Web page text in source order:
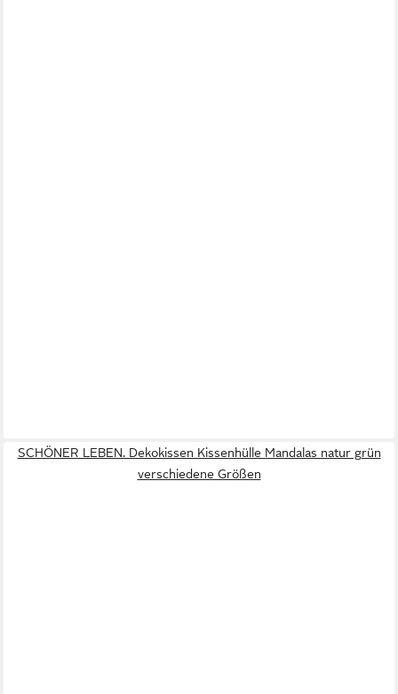
SCHÖNER LEBEN. Dekokissen Kissenhülle Mandalas natur grün
verschiedene Größen